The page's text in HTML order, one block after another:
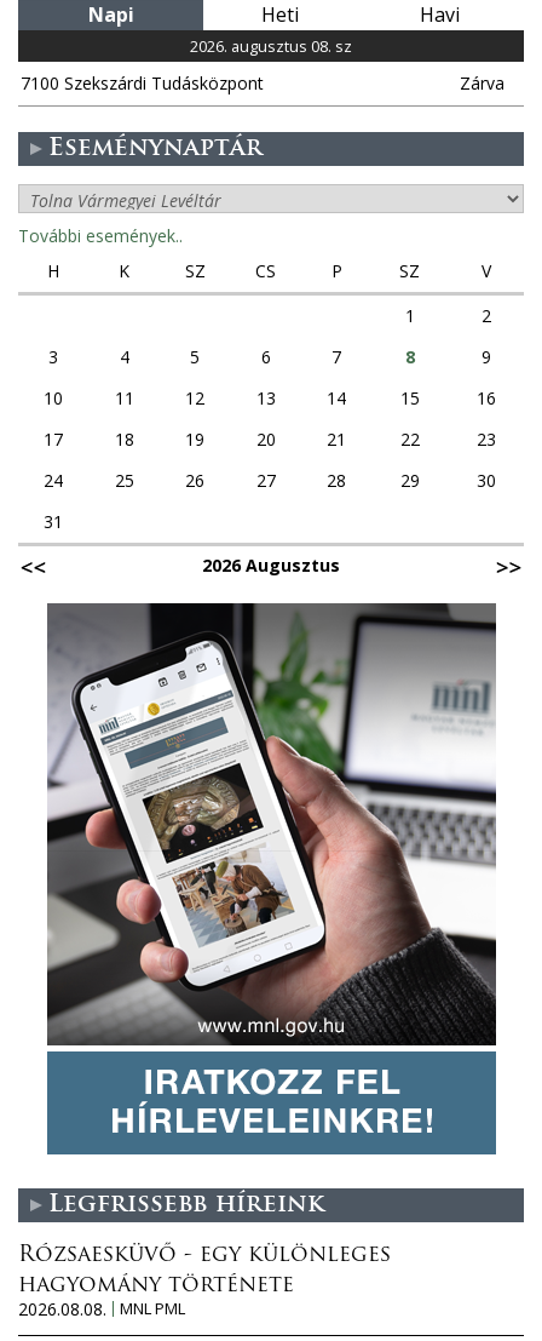
Napi Heti Havi
2026. augusztus 08. sz
7100 Szekszárdi Tudásközpont Zárva
Eseménynaptár
További események..
H
K SZ CS P SZ
V
1
2
3
4 5 6 7 8
9
10
11 12 13 14 15
16
17
18 19 20 21 22
23
24
25 26 27 28 29
30
31
2026 Augusztus
Legfrissebb híreink
Rózsaesküvő - egy különleges
hagyomány története
2026.08.08.
MNL PML